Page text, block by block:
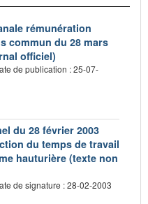
rémunération
commun du 28 mars
officiel)
de publication : 25-07-
du 28 février 2003
du temps de travail
hauturière (texte non
de signature : 28-02-2003